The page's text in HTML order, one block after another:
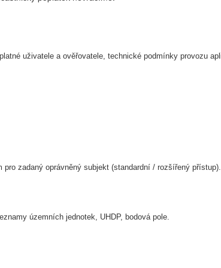
uživatele a ověřovatele, technické podmínky provozu
zadaný oprávněný subjekt (standardní / rozšířený přístup).
územních jednotek, UHDP, bodová pole.